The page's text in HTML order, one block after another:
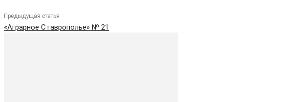
Предыдущая статья
«Аграрное Ставрополье» № 21